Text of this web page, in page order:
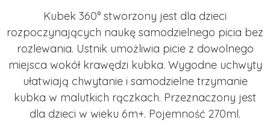
Kubek 360° stworzony jest dla dzieci
rozpoczynających naukę samodzielnego picia bez
rozlewania. Ustnik umożliwia picie z dowolnego
miejsca wokół krawędzi kubka. Wygodne uchwyty
ułatwiają chwytanie i samodzielne trzymanie
kubka w malutkich rączkach. Przeznaczony jest
dla dzieci w wieku 6m+. Pojemność 270ml.